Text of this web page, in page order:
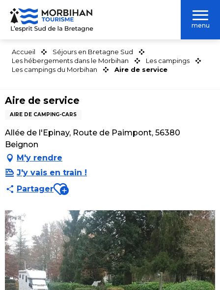
Aller
contenu
menu
Accueil
Séjours en Bretagne Sud
Les hébergements dans le Morbihan
Les campings
Les campings du Morbihan
Aire de service
Aire de service
AIRE DE CAMPING-CARS
Allée de l'Epinay, Route de Paimpont, 56380
Beignon
M'y rendre
J'y vais en train !
PartagerAjouter aux favoris